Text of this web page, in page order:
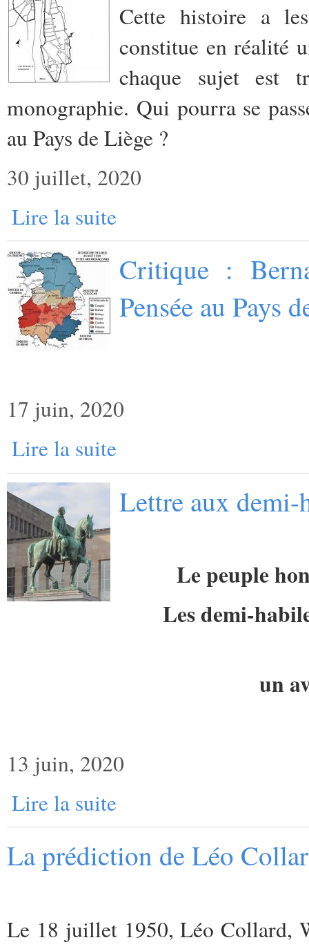
Cette histoire a
constitue en réalité
chaque sujet est
monographie. Qui pourra se
au Pays de Liège ?
30 juillet, 2020
Lire la suite
Critique :
Pensée au Pays
17 juin, 2020
Lire la suite
Lettre aux demi-
Le peuple
Les demi-
un
13 juin, 2020
Lire la suite
La prédiction de Léo
Le 18 juillet 1950, Léo Collard,